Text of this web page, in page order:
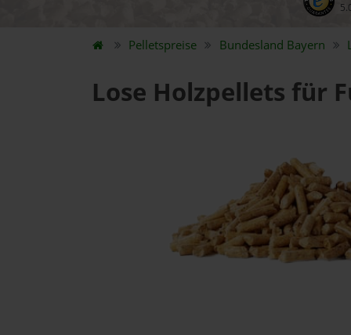
Pelletspreise Bundesland Bayern
Lose Holzpellets für